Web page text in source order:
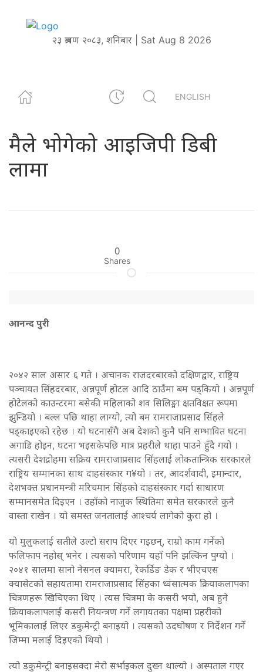
२३ श्रावण २०८३, शनिबार | Sat Aug 8 2026
ENGLISH
मैले भोगेको आइजिपी डिबी
लामा
0
Shares
आनन्द पुरी
२०४२ साल असार ६ गते । अचानक राजदरबारको दक्षिणद्वार, राष्ट्रिय
पञ्चायत सिंहदरबार, अन्नपूर्ण होटल आदि ठाउँमा बम पड्कियो । अन्नपूर्ण
होटेलको काउन्टरमा बसेकी महिलाको शव सिलिङ्मा क्षतविक्षत रूपमा
झुन्डियो । बल्ल पछि थाहा लाग्यो, त्यो बम रामराजाप्रसाद सिंहले
पड्काइएको रहेछ । यो घटनासँगै अब देशको कुनै पनि सम्भावित घटना
अगाडि होइन, घटना भइसकेपछि मात्र प्रहरीले थाहा पाउने हुँदै गयो ।
त्यसरी देशद्रोहमा सक्रिय रामराजाप्रसाद सिंहलाई लोकतान्त्रिक सरकारले
राष्ट्रिय सम्मानका साथ दाहसंस्कार ग¥यो । तर, आदर्शवादी, इमान्दार,
देशभक्त प्रधानमन्त्री मरिचमान सिंहको दाहसंस्कार गर्दा साधारण
सम्मानसमेत दिइएन । उहाँको नाजुक स्थितिमा समेत सरकारले कुनै
वास्ता राखेन । यो समस्त जनतालाई आश्चर्य लागेको कुरा हो ।
यो मुलुकलाई सतीले उल्टो सराप दिएर गइछन्, राम्रो काम गर्नेको
फलिफाप नहोस् भनेर । त्यसको परिणाम यहाँ पनि झल्किन पुग्यो ।
२०४१ सालमा सानो नेसनल क्यामरा, रेकर्डिङ डेक र भीएचएस
क्यासेटको सहायतामा रामराजाप्रसाद सिंहका ध्वंसात्मक क्रियाकलापका
चित्रणहरू खिचिएका थिए । त्यस चित्रमा के कसरी भयो, अब हुने
क्रियाकलापलाई कसरी नियन्त्रण गर्ने लगायतका पक्षमा प्रहरीको
भूमिकालाई लिएर डकुमेन्ट्री बनाइयो । त्यसको उदघोषण र निर्देशन गर्ने
जिम्मा मलाई दिइएको थियो ।
त्यो डकुमेन्ट्री बनाइसक्दा मेरो सर्भाइकल दुख्न थाल्यो । अस्पताल गएर